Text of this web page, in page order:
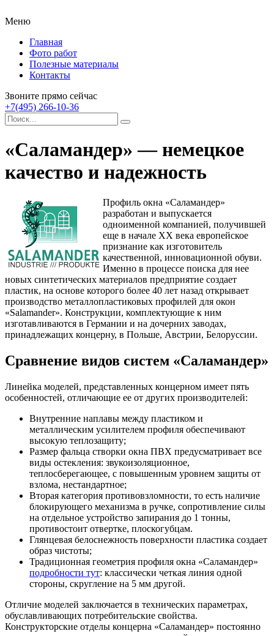
Меню
Главная
Фото работ
Полезные материалы
Контакты
Звоните прямо сейчас
+7(495) 266-10-36
«Саламандер» — немецкое
качество и надежность
Профиль окна «Саламандер»
разработан и выпускается
одноименной компанией, получившей
еще в начале XX века европейское
признание как изготовитель
качественной, инновационной обуви.
Именно в процессе поиска для нее
новых синтетических материалов предприятие создает
пластик, на основе которого более 40 лет назад открывает
производство металлопластиковых профилей для окон
«Salamander». Конструкции, комплектующие к ним
изготавливаются в Германии и на дочерних заводах,
принадлежащих концерну, в Польше, Австрии, Белоруссии.
Сравнение видов систем «Саламандер»
Линейка моделей, представленных концерном имеет пять
особенностей, отличающие ее от других производителей:
Внутренние наплавы между пластиком и
металлическим усилителем профиля обеспечивают
высокую теплозащиту;
Размер фальца створки окна ПВХ предусматривает все
виды остекления: звукоизоляционное,
теплосберегающее, с повышенным уровнем защиты от
взлома, нестандартное;
Вторая категория противовзломности, то есть наличие
блокирующего механизма в ручке, сопротивление силы
на отдельное устройство запирания до 1 тонны,
противостоит отвертке, плоскогубцам.
Глянцевая белоснежность поверхности пластика создает
образ чистоты;
Традиционная геометрия профиля окна «Саламандер»
подробности тут: классически четкая линия одной
стороны, скругление на 5 мм другой.
Отличие моделей заключается в технических параметрах,
обуславливающих потребительские свойства.
Конструкторские отделы концерна «Саламандер» постоянно